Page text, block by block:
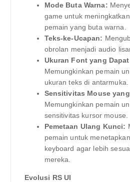
Mode Buta Warna:
game untuk
pemain yang buta warna.
Teks-ke-Ucapan:
obrolan menjadi audio
Ukuran Font yang
Memungkinkan pemain
ukuran teks di antarmuka.
Sensitivitas Mouse
Memungkinkan pemain
sensitivitas kursor mouse.
Pemetaan Ulang Kunci:
pemain untuk
keyboard agar lebih
mereka.
Evolusi RS UI